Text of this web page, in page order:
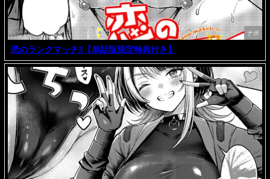
ナポ
恋のランクマッチ3【単話版限定特典付き】